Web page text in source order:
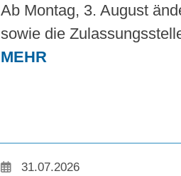
Ab Montag, 3. August
sowie die
MEHR
31.07.2026